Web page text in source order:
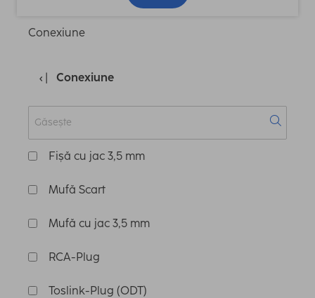
Conexiune
Conexiune
Fișă cu jac 3,5 mm
Mufă Scart
Mufă cu jac 3,5 mm
RCA-Plug
Toslink-Plug (ODT)